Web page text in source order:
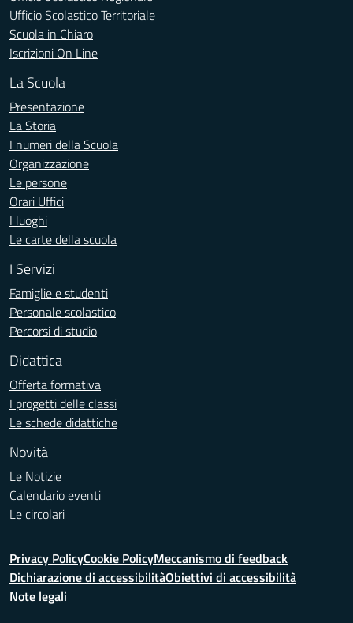
Ufficio Scolastico Territoriale
Scuola in Chiaro
Iscrizioni On Line
La Scuola
Presentazione
La Storia
I numeri della Scuola
Organizzazione
Le persone
Orari Uffici
I luoghi
Le carte della scuola
I Servizi
Famiglie e studenti
Personale scolastico
Percorsi di studio
Didattica
Offerta formativa
I progetti delle classi
Le schede didattiche
Novità
Le Notizie
Calendario eventi
Le circolari
Privacy PolicyCookie PolicyMeccanismo di feedback
Dichiarazione di accessibilitàObiettivi di accessibilità
Note legali